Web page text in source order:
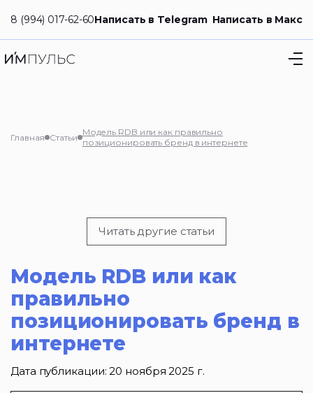
8 (994) 017-62-60Написать в Telegram Написать в Макс
Главная Статьи Модель RDB или как правильно
позиционировать бренд в интернете
Читать другие статьи
Модель RDB или как
правильно
позиционировать бренд в
интернете
Дата публикации:20 ноября 2025 г.